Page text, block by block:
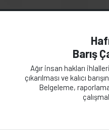
Barış
Ağır insan hakları
çıkarılması ve kalıcı
Belgeleme,